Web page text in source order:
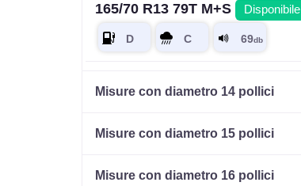
165/70 R13 79T M+S Disponibile
175/70 R13 82T M+S Disponibile
Misure con diametro 14 pollici
Misure con diametro 15 pollici
Misure con diametro 16 pollici